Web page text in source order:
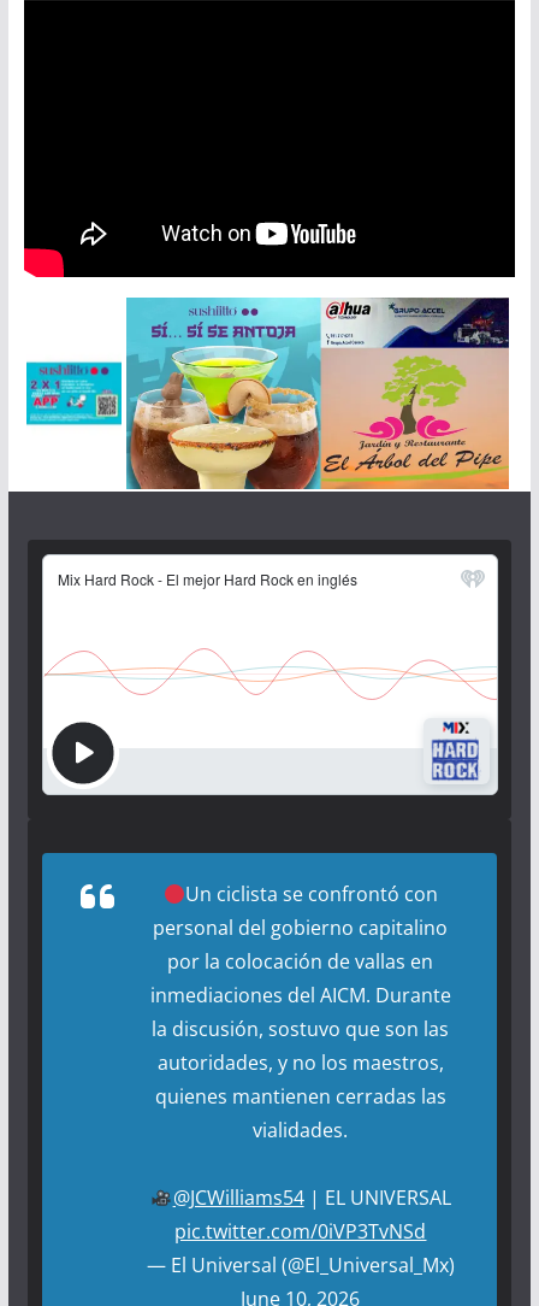
Un ciclista se confrontó con
personal del gobierno capitalino
por la colocación de vallas en
inmediaciones del AICM. Durante
la discusión, sostuvo que son las
autoridades, y no los maestros,
quienes mantienen cerradas las
vialidades.
@JCWilliams54| EL UNIVERSAL
pic.twitter.com/0iVP3TvNSd
— El Universal (@El_Universal_Mx)
June 10, 2026